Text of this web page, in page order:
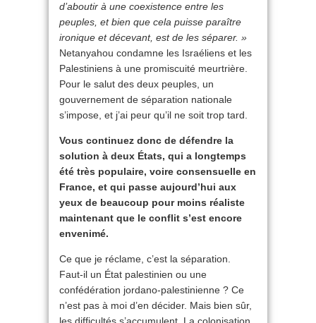
d’aboutir à une coexistence entre les
peuples, et bien que cela puisse paraître
ironique et décevant, est de les séparer. »
Netanyahou condamne les Israéliens et les
Palestiniens à une promiscuité meurtrière.
Pour le salut des deux peuples, un
gouvernement de séparation nationale
s’impose, et j’ai peur qu’il ne soit trop tard.
Vous continuez donc de défendre la
solution à deux États, qui a longtemps
été très populaire, voire consensuelle en
France, et qui passe aujourd’hui aux
yeux de beaucoup pour moins réaliste
maintenant que le conflit s’est encore
envenimé.
Ce que je réclame, c’est la séparation.
Faut-il un État palestinien ou une
confédération jordano-palestinienne ? Ce
n’est pas à moi d’en décider. Mais bien sûr,